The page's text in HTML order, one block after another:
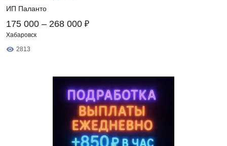
ИП Паланто
175 000 – 268 000 ₽
Хабаровск
2813